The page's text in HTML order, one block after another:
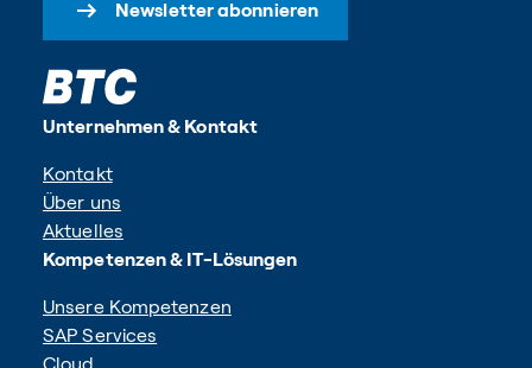
Newsletter abonnieren
Unternehmen & Kontakt
Kontakt
Über uns
Aktuelles
Kompetenzen & IT-Lösungen
Unsere Kompetenzen
SAP Services